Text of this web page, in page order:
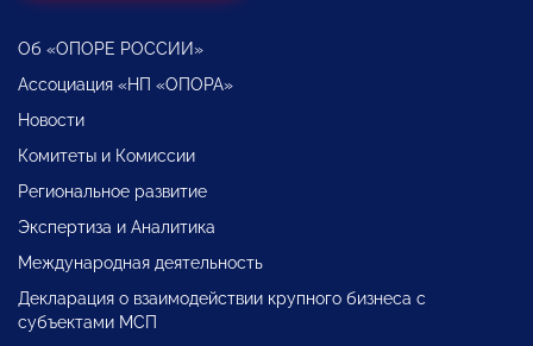
Об «ОПОРЕ РОССИИ»
Ассоциация «НП «ОПОРА»
Новости
Комитеты и Комиссии
Региональное развитие
Экспертиза и Аналитика
Международная деятельность
Декларация о взаимодействии крупного бизнеса с
субъектами МСП